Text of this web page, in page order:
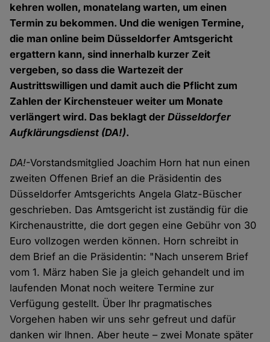
kehren wollen, monatelang warten, um einen
Termin zu bekommen. Und die wenigen Termine,
die man online beim Düsseldorfer Amtsgericht
ergattern kann, sind innerhalb kurzer Zeit
vergeben, so dass die Wartezeit der
Austrittswilligen und damit auch die Pflicht zum
Zahlen der Kirchensteuer weiter um Monate
verlängert wird. Das beklagt derDüsseldorfer
Aufklärungsdienst (DA!).
DA!-Vorstandsmitglied Joachim Horn hat nun einen
zweiten Offenen Brief an die Präsidentin des
Düsseldorfer Amtsgerichts Angela Glatz-Büscher
geschrieben. Das Amtsgericht ist zuständig für die
Kirchenaustritte, die dort gegen eine Gebühr von 30
Euro vollzogen werden können. Horn schreibt in
dem Brief an die Präsidentin: "Nach unserem Brief
vom 1. März haben Sie ja gleich gehandelt und im
laufenden Monat noch weitere Termine zur
Verfügung gestellt. Über Ihr pragmatisches
Vorgehen haben wir uns sehr gefreut und dafür
danken wir Ihnen. Aber heute – zwei Monate später